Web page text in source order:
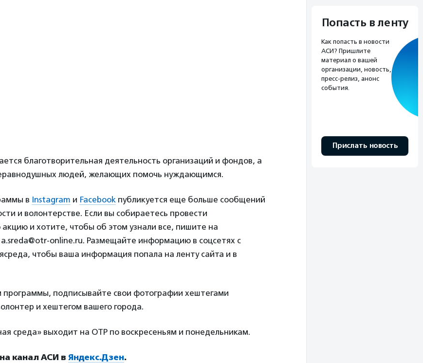
благотворительная деятельность организаций и фондов, а
людей, желающих помочь нуждающимся.
в Instagram и Facebook публикуется еще больше сообщений
и волонтерстве. Если вы собираетесь провести
и хотите, чтобы об этом узнали все, пишите на
online.ru. Размещайте информацию в соцсетях с
чтобы ваша информация попала на ленту сайта и в
программы, подписывайте свои фотографии хештегами
и хештегом вашего города.
среда» выходит на ОТР по воскресеньям и понедельникам.
канал АСИ в Яндекс.Дзен.
Попасть в ленту
Как попасть в новости
АСИ? Пришлите
материал о вашей
организации, новость,
пресс-релиз, анонс
события.
Прислать новость